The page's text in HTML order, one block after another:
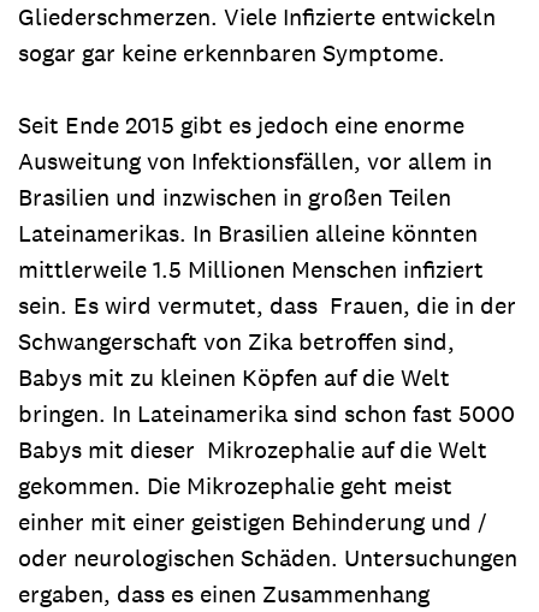
Gliederschmerzen. Viele Infizierte entwickeln
sogar gar keine erkennbaren Symptome.
Seit Ende 2015 gibt es jedoch eine enorme
Ausweitung von Infektionsfällen, vor allem in
Brasilien und inzwischen in großen Teilen
Lateinamerikas. In Brasilien alleine könnten
mittlerweile 1.5 Millionen Menschen infiziert
sein. Es wird vermutet, dass Frauen, die in der
Schwangerschaft von Zika betroffen sind,
Babys mit zu kleinen Köpfen auf die Welt
bringen. In Lateinamerika sind schon fast 5000
Babys mit dieser Mikrozephalie auf die Welt
gekommen. Die Mikrozephalie geht meist
einher mit einer geistigen Behinderung und /
oder neurologischen Schäden. Untersuchungen
ergaben, dass es einen Zusammenhang